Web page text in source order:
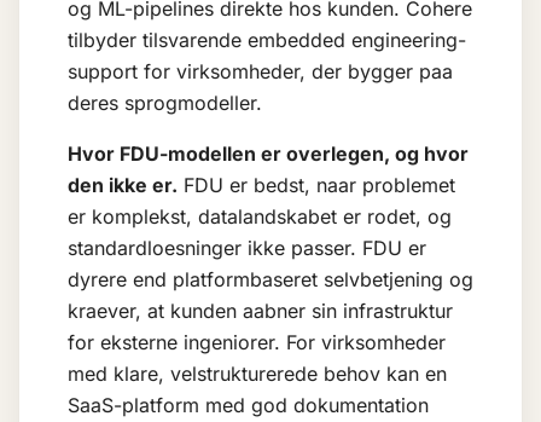
og ML-pipelines direkte hos kunden. Cohere
tilbyder tilsvarende embedded engineering-
support for virksomheder, der bygger paa
deres sprogmodeller.
Hvor FDU-modellen er overlegen, og hvor
den ikke er. FDU er bedst, naar problemet
er komplekst, datalandskabet er rodet, og
standardloesninger ikke passer. FDU er
dyrere end platformbaseret selvbetjening og
kraever, at kunden aabner sin infrastruktur
for eksterne ingeniorer. For virksomheder
med klare, velstrukturerede behov kan en
SaaS-platform med god dokumentation